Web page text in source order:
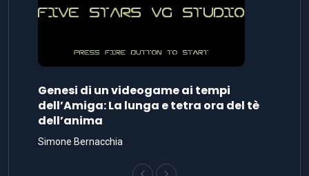
Genesi di un videogame ai tempi
dell’Amiga: La lunga e tetra ora del tè
dell’anima
Simone Bernacchia